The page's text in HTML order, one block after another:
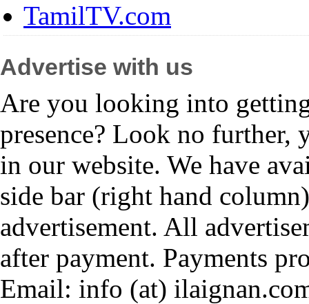
TamilTV.com
Advertise with us
Are you looking into
presence? Look no further,
in our website. We have
side bar (right hand
advertisement. All
after payment. Payments
Email: info (at)